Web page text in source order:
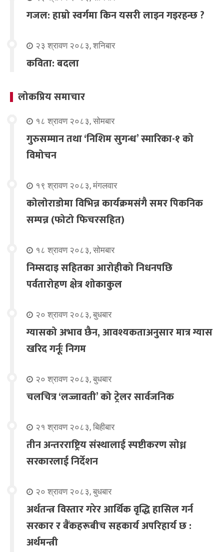
गजल: हाम्रो स्वर्गमा किन यसरी लाइन गइरहन्छ ?
२३ श्रावण २०८३, शनिबार
कविता: बदला
लोकप्रिय समाचार
१८ श्रावण २०८३, सोमबार
गुरुसम्मान तथा ‘निशिम सुगन्ध’ स्मारिका-१ को
विमोचन
१९ श्रावण २०८३, मंगलवार
कोलोराडोमा विभिन्न कार्यक्रमसंगै समर पिकनिक
सम्पन्न (फोटो फिचरसहित)
१८ श्रावण २०८३, सोमबार
निम्सदाइ सहितका आरोहीको निधनपछि
पर्वतारोहण क्षेत्र शोकाकुल
२० श्रावण २०८३, बुधबार
ग्यासको अभाव छैन, आवश्यकताअनुसार मात्र ग्यास
खरिद गर्नूः निगम
२० श्रावण २०८३, बुधबार
चलचित्र ‘लज्जावती’ को ट्रेलर सार्वजनिक
२१ श्रावण २०८३, बिहीबार
तीन अन्तरराष्ट्रिय संस्थालाई स्पष्टीकरण सोध्न
सरकारलाई निर्देशन
२० श्रावण २०८३, बुधबार
अर्थतन्त्र विस्तार गरेर आर्थिक वृद्धि हासिल गर्न
सरकार र बैंकहरूबीच सहकार्य अपरिहार्य छ :
अर्थमन्त्री